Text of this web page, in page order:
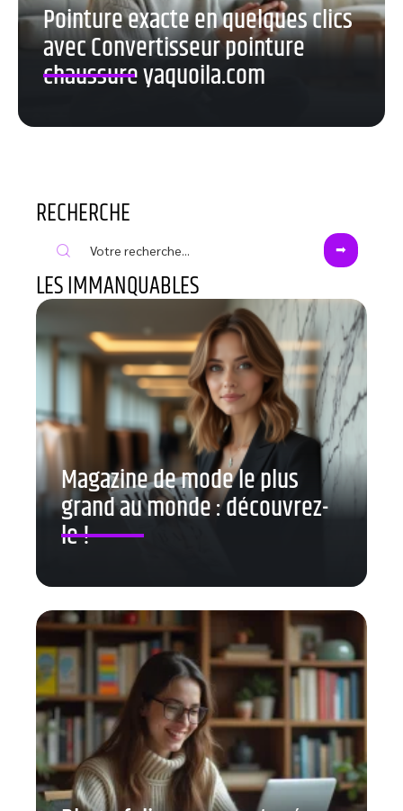
Pointure exacte en quelques clics
avec Convertisseur pointure
chaussure yaquoila.com
RECHERCHE
LES IMMANQUABLES
Magazine de mode le plus
grand au monde : découvrez-
le !